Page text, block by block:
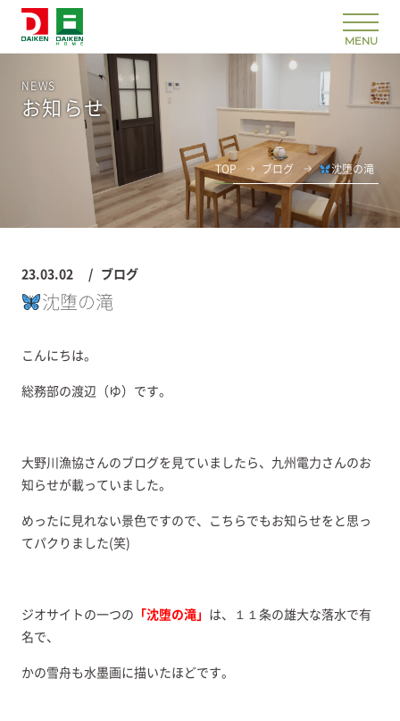
NEWS
お知らせ
TOP ブログ 沈堕の滝
23.03.02 ブログ
沈堕の滝
こんにちは。
総務部の渡辺（ゆ）です。
大野川漁協さんのブログを見ていましたら、九州電力さんのお
知らせが載っていました。
めったに見れない景色ですので、こちらでもお知らせをと思っ
てパクりました(笑)
ジオサイトの一つの 「沈堕の滝」 は、１１条の雄大な落水で有
名で、
かの雪舟も水墨画に描いたほどです。